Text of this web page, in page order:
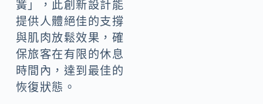
簧」，此創新設計能
提供人體絕佳的支撐
與肌肉放鬆效果，確
保旅客在有限的休息
時間內，達到最佳的
恢復狀態。